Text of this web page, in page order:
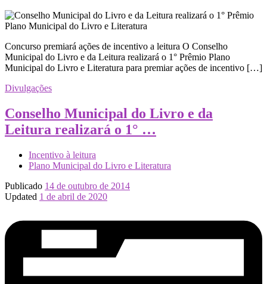
Concurso premiará ações de incentivo a leitura O Conselho
Municipal do Livro e da Leitura realizará o 1° Prêmio Plano
Municipal do Livro e Literatura para premiar ações de incentivo […]
Divulgações
Conselho Municipal do Livro e da
Leitura realizará o 1° …
Incentivo à leitura
Plano Municipal do Livro e Literatura
Publicado 14 de outubro de 2014
Updated 1 de abril de 2020